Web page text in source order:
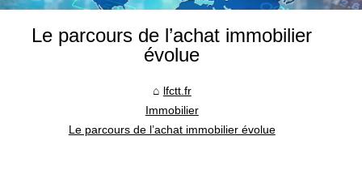
Le parcours de l’achat immobilier
évolue
lfctt.fr
Immobilier
Le parcours de l’achat immobilier évolue